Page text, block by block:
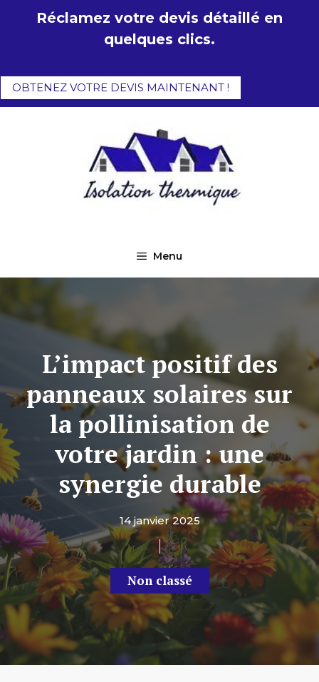
Réclamez votre devis détaillé en
quelques clics.
OBTENEZ VOTRE DEVIS MAINTENANT !
Menu
L’impact positif des
panneaux solaires sur
la pollinisation de
votre jardin : une
synergie durable
14 janvier 2025
Non classé